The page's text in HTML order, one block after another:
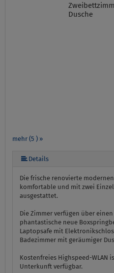
mehr (5 ) »
mehr (5 ) »
Dusche
Details
Die frische renovierte
komfortable und mit zwei
ausgestattet.
Die Zimmer verfügen über einen
phantastische neue
Laptopsafe mit
Badezimmer mit geräumiger
Kostenfreies Highspeed-WLAN
Unterkunft verfügbar.